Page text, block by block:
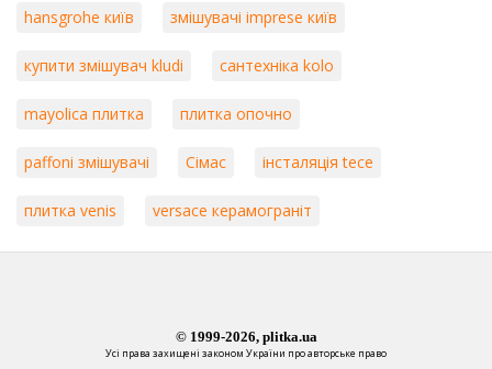
hansgrohe київ змішувачі imprese київ
купити змішувач kludi сантехніка kolo
mayolica плитка плитка опочно
paffoni змішувачі Сімас інсталяція tece
плитка venis versace керамограніт
© 1999-2026, plitka.ua
Усі права захищені законом України про авторське право